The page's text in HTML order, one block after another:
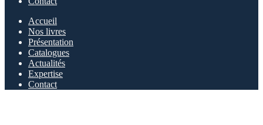
Accueil
Nos livres
Présentation
Catalogues
Actualités
Expertise
Contact